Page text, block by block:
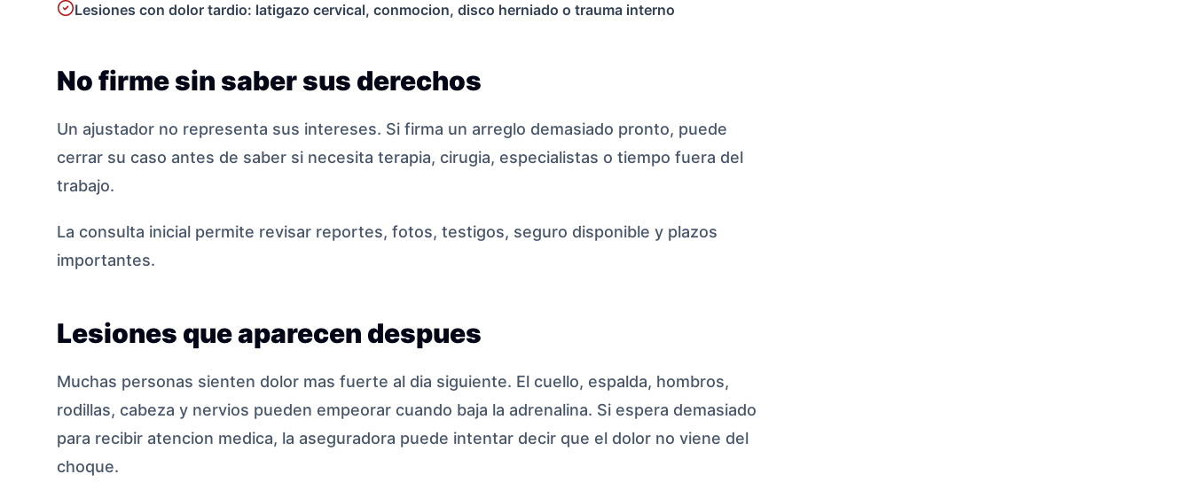
Lesiones con dolor tardio: latigazo cervical, conmocion, disco herniado o trauma interno
No firme sin saber sus derechos
Un ajustador no representa sus intereses. Si firma un arreglo demasiado pronto, puede
cerrar su caso antes de saber si necesita terapia, cirugia, especialistas o tiempo fuera del
trabajo.
La consulta inicial permite revisar reportes, fotos, testigos, seguro disponible y plazos
importantes.
Lesiones que aparecen despues
Muchas personas sienten dolor mas fuerte al dia siguiente. El cuello, espalda, hombros,
rodillas, cabeza y nervios pueden empeorar cuando baja la adrenalina. Si espera demasiado
para recibir atencion medica, la aseguradora puede intentar decir que el dolor no viene del
choque.